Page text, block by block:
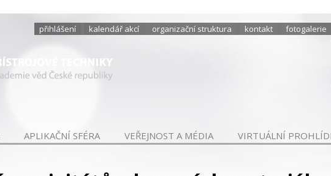
přihlášení kalendář akcí organizační struktura kontakt fotogalerie
APLIKAČNÍ SFÉRA VEŘEJNOST A MÉDIA VIRTUÁLNÍ